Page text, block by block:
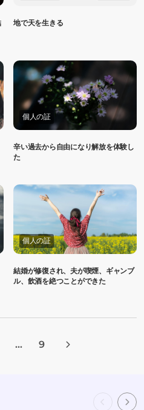
地で天を生きる
個人の証
辛い過去から自由になり解放を体験し
た
個人の証
結婚が修復され、夫が喫煙、ギャンブ
ル、飲酒を絶つことができた
... 9